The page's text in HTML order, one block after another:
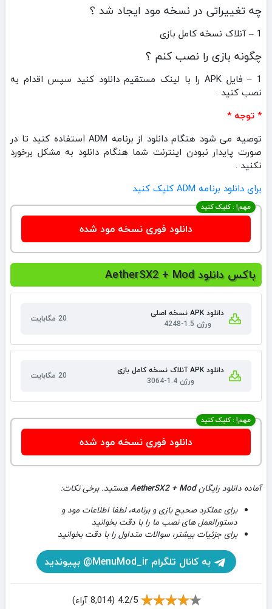
چه تغییراتی در نسخه مود ایجاد شد ؟
1 – آنلاک نسخه کامل بازی
چگونه بازی را نصب کنم ؟
1 – فایل APK را با لینک مستقیم دانلود کنید سپس اقدام به
نصب کنید .
* توجه *
توصیه می شود هنگام دانلود از برنامه ADM استفاده کنید تا در
صورت پایدار نبودن اینترنت شما هنگام دانلود به مشکل برخورد
نکنید .
برای دانلود برنامه ADM کلیک کنید
مهم! : کلیک کنید
دانلود فوری نسخه مود شده
باکس دانلود AetherSX2 + Mod
دانلود APK نسخه اصلی
ورژن 1.5-4248
20 مگابایت
دانلود APK آنلاک نسخه کامل بازی
ورژن 1.4-3064
20 مگابایت
مهم! : کلیک کنید
دانلود فوری نسخه مود شده
آماده دانلود رایگانAetherSX2 + Modهستید. برخی نکات:
برای عملکرد صحیح بازی و برنامه، لطفا اطلاعات مود و
دستورالعمل های نصب ما را با دقت بخوانید
برای جزئیات بیشتر، سوالات متداول را با دقت بخوانید
به کانال تلگرام MenuMod_ir@ بپیوندید
4.2/5 (8,014 آراء)